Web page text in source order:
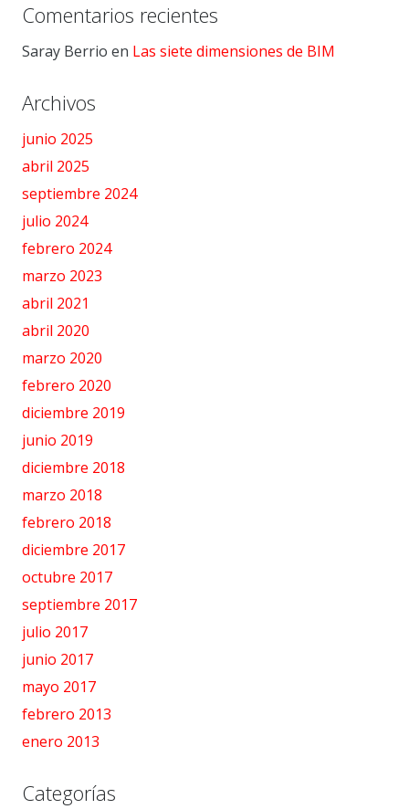
Comentarios recientes
Saray Berrio en Las siete dimensiones de BIM
Archivos
junio 2025
abril 2025
septiembre 2024
julio 2024
febrero 2024
marzo 2023
abril 2021
abril 2020
marzo 2020
febrero 2020
diciembre 2019
junio 2019
diciembre 2018
marzo 2018
febrero 2018
diciembre 2017
octubre 2017
septiembre 2017
julio 2017
junio 2017
mayo 2017
febrero 2013
enero 2013
Categorías